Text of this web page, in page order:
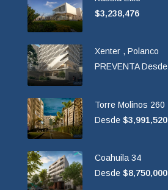
$3,238,476
Xenter , Polanco
PREVENTA Desde
Torre Molinos 260
Desde $3,991,520
Coahuila 34
Desde $8,750,000